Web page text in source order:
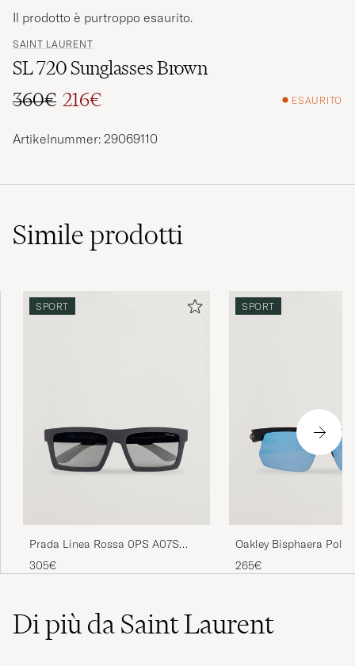
SAINT LAURENT
SL 720 Sunglasses Brown
Prezzo ordinario
360€
Prezzo ridotto
216€ ESAURITO
Il prodotto è purtroppo esaurito.
Artikelnummer: 29069110
Simileprodotti
SPORT
Prada Linea Rossa 0PS A07S
Sunglasses Grey/Black
305€
SPORT
Oakley Bisphaera
Sunglasses Matte Black
265€
Di più da Saint Laurent